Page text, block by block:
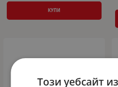
КУПИ
Този уебсайт